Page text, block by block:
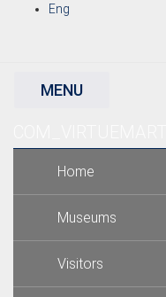
Eng
MENU
Home
Museums
Visitors